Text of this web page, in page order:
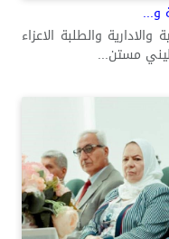
و...
والطلبة الاعزاء
مستن...